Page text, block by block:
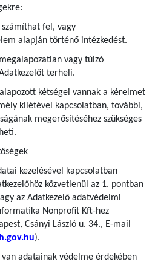
számíthat fel, vagy
alapján történő intézkedést.
vagy túlzó
terheli.
kétségei vannak a kérelmet
kilétével kapcsolatban, további,
megerősítéséhez szükséges
kezelésével kapcsolatban
közvetlenül az 1. pontban
az Adatkezelő adatvédelmi
Nonprofit Kft-hez
Csányi László u. 34., E-mail
).
adatainak védelme érdekében